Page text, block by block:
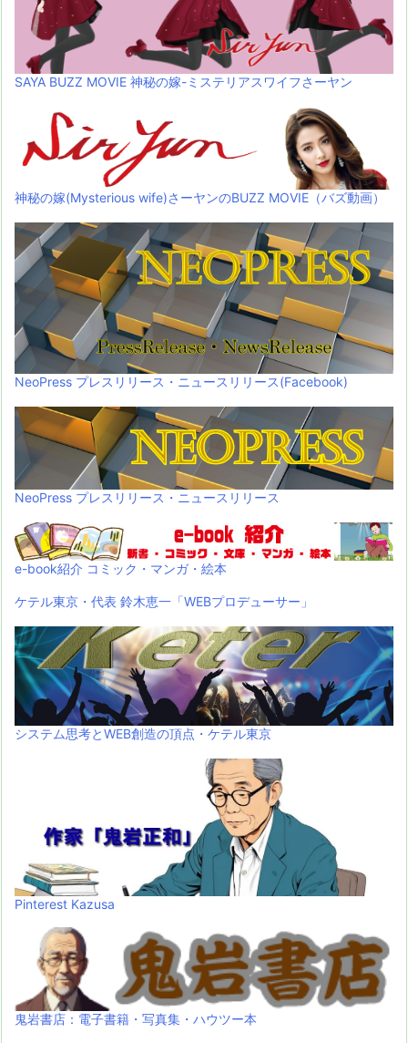
SAYA BUZZ MOVIE 神秘の嫁-ミステリアスワイフさーヤン
神秘の嫁(Mysterious wife)さーヤンのBUZZ MOVIE（バズ動画）
NeoPress プレスリリース・ニュースリリース(Facebook)
NeoPress プレスリリース・ニュースリリース
e-book紹介 コミック・マンガ・絵本
ケテル東京・代表 鈴木恵一「WEBプロデューサー」
システム思考とWEB創造の頂点・ケテル東京
Pinterest Kazusa
鬼岩書店：電子書籍・写真集・ハウツー本